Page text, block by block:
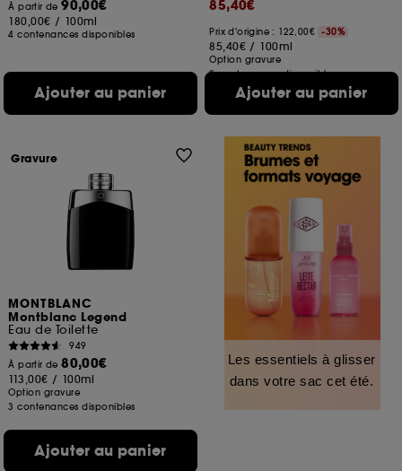
À partir de90,00€
180,00€ / 100ml
4 contenances disponibles
Ajouter au panier
85,40€
Prix d'origine : 122,00€ -30%
85,40€ / 100ml
Option gravure
2 contenances disponibles
Ajouter au panier
MONTBLANC
Montblanc Legend
Eau de Toilette
949
À partir de80,00€
113,00€ / 100ml
Option gravure
3 contenances disponibles
Ajouter au panier
Gravure
Les essentiels à glisser
dans votre sac cet été.